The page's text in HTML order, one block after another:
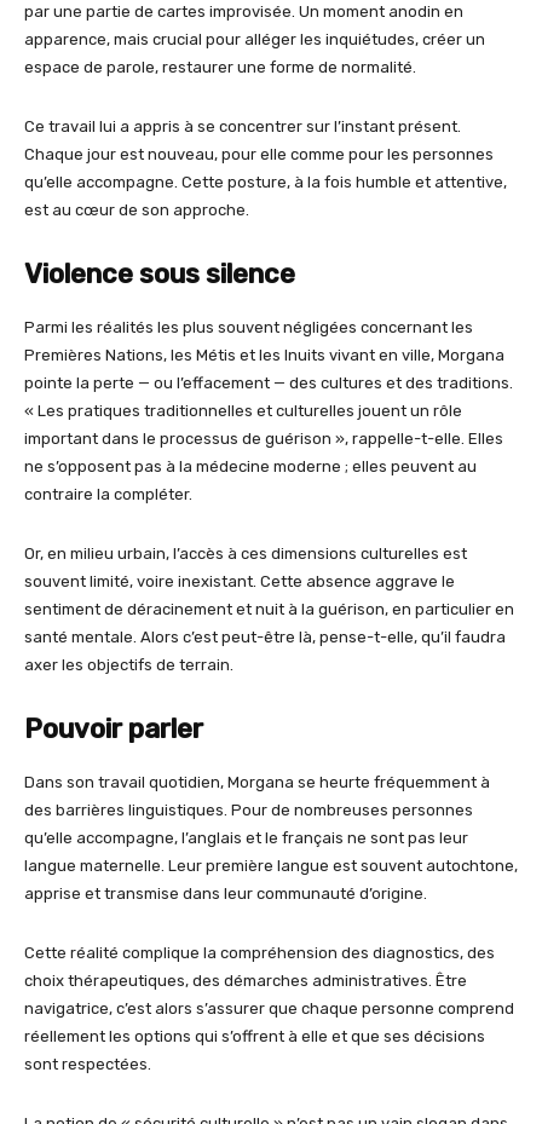
par une partie de cartes improvisée. Un moment anodin en
apparence, mais crucial pour alléger les inquiétudes, créer un
espace de parole, restaurer une forme de normalité.
Ce travail lui a appris à se concentrer sur l’instant présent.
Chaque jour est nouveau, pour elle comme pour les personnes
qu’elle accompagne. Cette posture, à la fois humble et attentive,
est au cœur de son approche.
Violence sous silence
Parmi les réalités les plus souvent négligées concernant les
Premières Nations, les Métis et les Inuits vivant en ville, Morgana
pointe la perte — ou l’effacement — des cultures et des traditions.
« Les pratiques traditionnelles et culturelles jouent un rôle
important dans le processus de guérison », rappelle-t-elle. Elles
ne s’opposent pas à la médecine moderne ; elles peuvent au
contraire la compléter.
Or, en milieu urbain, l’accès à ces dimensions culturelles est
souvent limité, voire inexistant. Cette absence aggrave le
sentiment de déracinement et nuit à la guérison, en particulier en
santé mentale. Alors c’est peut-être là, pense-t-elle, qu’il faudra
axer les objectifs de terrain.
Pouvoir parler
Dans son travail quotidien, Morgana se heurte fréquemment à
des barrières linguistiques. Pour de nombreuses personnes
qu’elle accompagne, l’anglais et le français ne sont pas leur
langue maternelle. Leur première langue est souvent autochtone,
apprise et transmise dans leur communauté d’origine.
Cette réalité complique la compréhension des diagnostics, des
choix thérapeutiques, des démarches administratives. Être
navigatrice, c’est alors s’assurer que chaque personne comprend
réellement les options qui s’offrent à elle et que ses décisions
sont respectées.